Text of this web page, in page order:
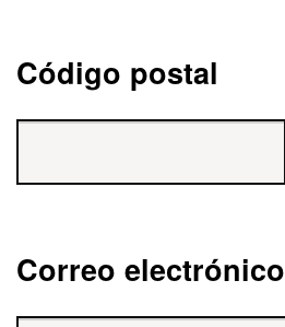
Código postal
Correo electrónico